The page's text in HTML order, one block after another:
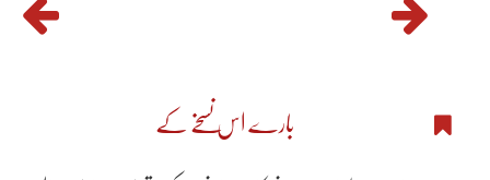
بارے اس نسخے کے